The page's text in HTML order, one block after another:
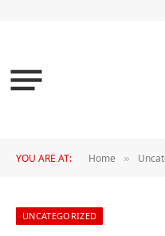
YOU ARE AT: Home »
UNCATEGORIZED